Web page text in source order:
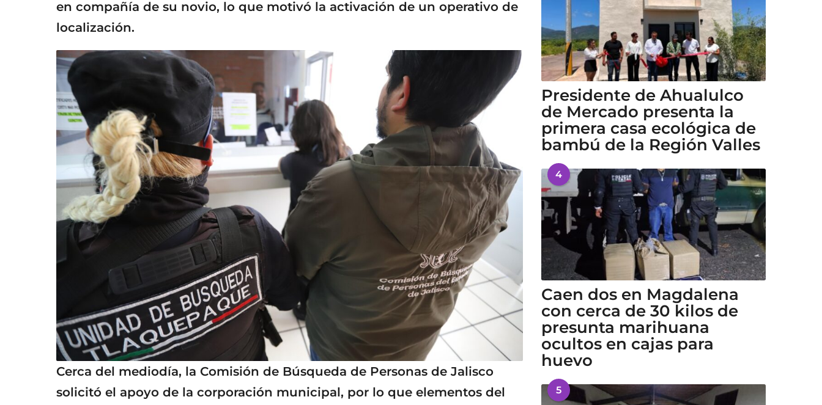
en compañía de su novio, lo que motivó la activación de un operativo de
localización.
Cerca del mediodía, la Comisión de Búsqueda de Personas de Jalisco
solicitó el apoyo de la corporación municipal, por lo que elementos del
Presidente de Ahualulco
de Mercado presenta la
primera casa ecológica de
bambú de la Región Valles
4
Caen dos en Magdalena
con cerca de 30 kilos de
presunta marihuana
ocultos en cajas para
huevo
5